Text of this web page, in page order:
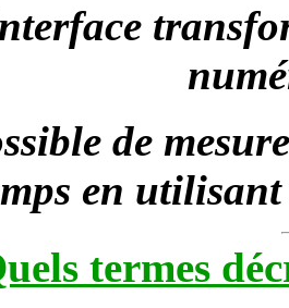
de
en
termes